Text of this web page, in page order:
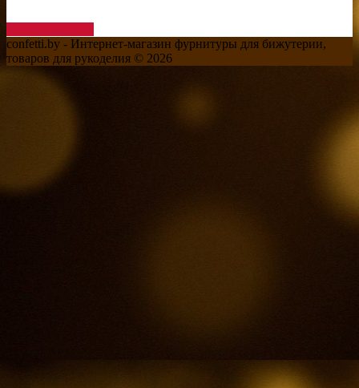
confetti.by - Интернет-магазин фурнитуры для бижутерии,
товаров для рукоделия © 2026